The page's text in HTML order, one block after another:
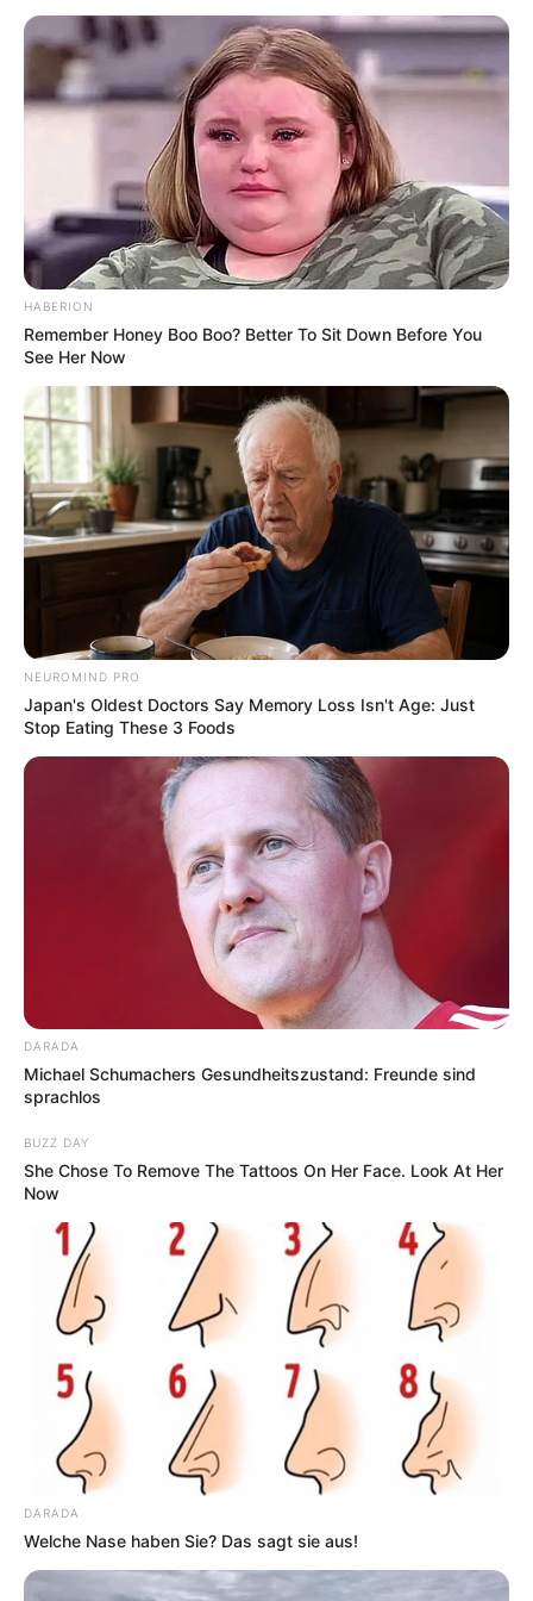
Ausflugsziele, Sehenswürdigkeiten,
Freizeitangebote und Museen auf der Insel Sylt
und im Umkreis:
Umkreissuche Tourismus Westerland
Museen in und um Westerland
Kinderausflugsziele für Westerland
Kindergeburtstag feiern
Schlösser und Burgen in und um Westerland
Tagesausflugsziele für Westerland
Bademöglichkeiten
Kinoprogramm
Angebote für Behinderte
Aussichtstürme
Tier- und Zooparks
Fremdenverkehrsamt und Tourist Information
Hier kann auch eine
eingetragenwerden.
Weitere Informationen über Sylt im Internet:
Hotels auf der Insel Sylt
de.wikipedia.org/
Kauf- und Lesetipps:
Reiseführer Insel Sylt
Liedtext der Rockgruppe "Die Ärzte":
hier buchen
HABERION
Remember Honey Boo Boo? Better To Sit Down Before You
See Her Now
NEUROMIND PRO
Japan's Oldest Doctors Say Memory Loss Isn't Age: Just
Stop Eating These 3 Foods
DARADA
Michael Schumachers Gesundheitszustand: Freunde sind
sprachlos
BUZZ DAY
She Chose To Remove The Tattoos On Her Face. Look At Her
Now
DARADA
Welche Nase haben Sie? Das sagt sie aus!